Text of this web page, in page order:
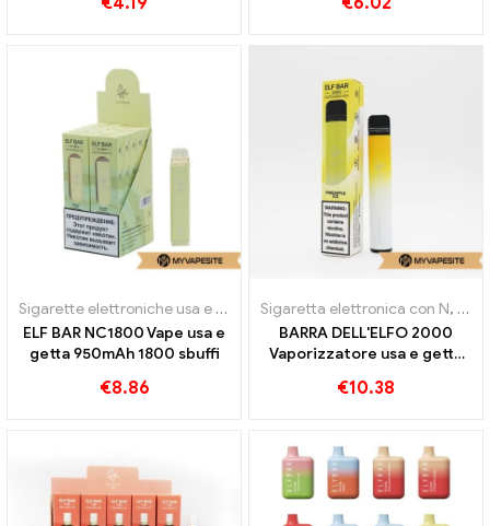
Sigarette elettroniche usa e getta
ELF BAR NC1800 Vape usa e
getta 950mAh 1800 sbuffi
€8.86
Sigaretta elettronica con N,
BARRA DELL'ELFO 2000
Vaporizzatore usa e getta
€10.38